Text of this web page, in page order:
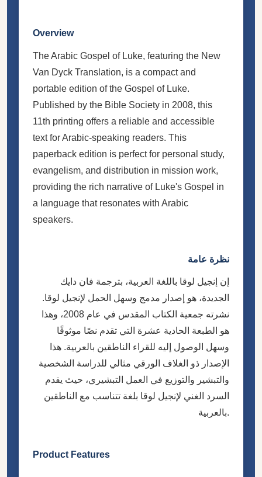
Overview
The Arabic Gospel of Luke, featuring the New
Van Dyck Translation, is a compact and
portable edition of the Gospel of Luke.
Published by the Bible Society in 2008, this
11th printing offers a reliable and accessible
text for Arabic-speaking readers. This
paperback edition is perfect for personal study,
evangelism, and distribution in mission work,
providing the rich narrative of Luke's Gospel in
a language that resonates with Arabic
speakers.
نظرة عامة
إن إنجيل لوقا باللغة العربية، بترجمة فان دايك
الجديدة، هو إصدار مدمج وسهل الحمل لإنجيل لوقا.
نشرته جمعية الكتاب المقدس في عام 2008، وهذا
هو الطبعة الحادية عشرة التي تقدم نصًا موثوقًا
وسهل الوصول إليه للقراء الناطقين بالعربية. هذا
الإصدار ذو الغلاف الورقي مثالي للدراسة الشخصية
والتبشير والتوزيع في العمل التبشيري، حيث يقدم
السرد الغني لإنجيل لوقا بلغة تتناسب مع الناطقين
بالعربية.
Product Features